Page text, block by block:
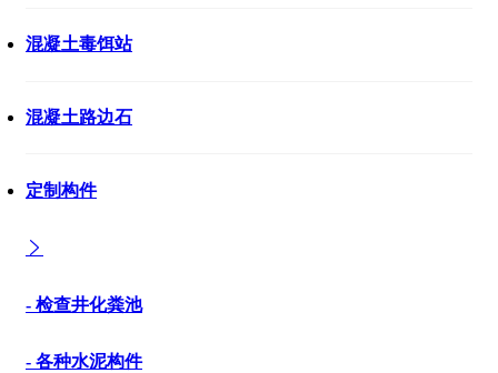
混凝土毒饵站
混凝土路边石
定制构件
- 检查井化粪池
- 各种水泥构件